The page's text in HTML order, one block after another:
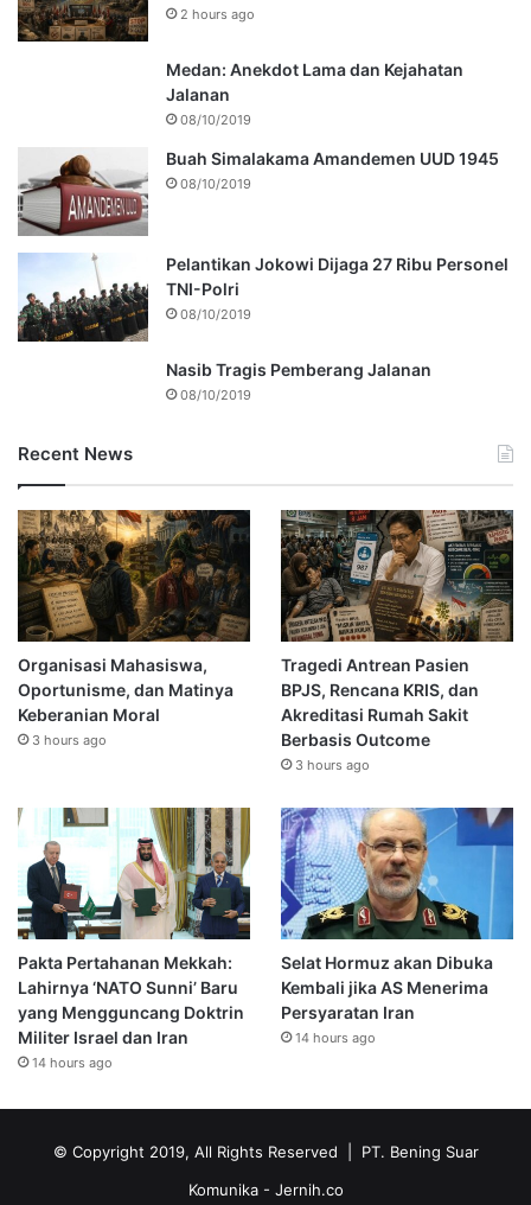
2 hours ago
Medan: Anekdot Lama dan Kejahatan
Jalanan
08/10/2019
Buah Simalakama Amandemen UUD 1945
08/10/2019
Pelantikan Jokowi Dijaga 27 Ribu Personel
TNI-Polri
08/10/2019
Nasib Tragis Pemberang Jalanan
08/10/2019
Recent News
Organisasi Mahasiswa,
Oportunisme, dan Matinya
Keberanian Moral
3 hours ago
Tragedi Antrean Pasien
BPJS, Rencana KRIS, dan
Akreditasi Rumah Sakit
Berbasis Outcome
3 hours ago
Pakta Pertahanan Mekkah:
Lahirnya ‘NATO Sunni’ Baru
yang Mengguncang Doktrin
Militer Israel dan Iran
14 hours ago
Selat Hormuz akan Dibuka
Kembali jika AS Menerima
Persyaratan Iran
14 hours ago
© Copyright 2019, All Rights Reserved | PT. Bening Suar
Komunika - Jernih.co